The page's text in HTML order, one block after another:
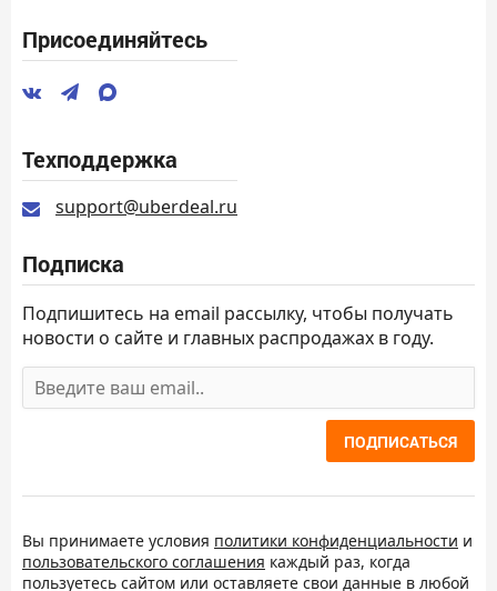
Присоединяйтесь
Техподдержка
support@uberdeal.ru
Подписка
Подпишитесь на email рассылку, чтобы получать
новости о сайте и главных распродажах в году.
ПОДПИСАТЬСЯ
Вы принимаете условия политики конфиденциальности и
пользовательского соглашения каждый раз, когда
пользуетесь сайтом или оставляете свои данные в любой